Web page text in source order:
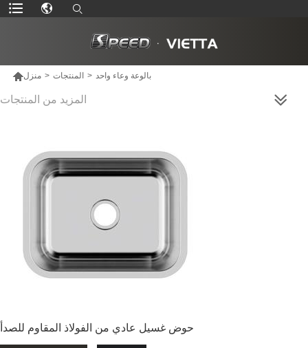
منزل > المنتجات > بالوعة وعاء واحد
المزيد من المنتجات
حوض غسيل عادي من الفولاذ المقاوم للصدأ